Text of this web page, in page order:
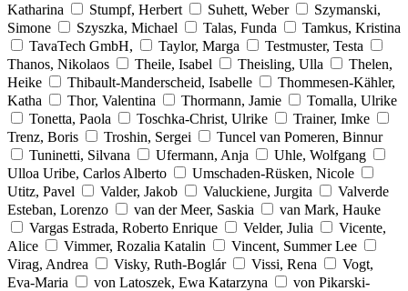
Katharina
Stumpf, Herbert Suhett, Weber
Szymanski,
Simone
Szyszka, Michael Talas, Funda
Tamkus, Kristina
TavaTech GmbH,
Taylor, Marga
Testmuster, Testa
Thanos, Nikolaos
Theile, Isabel Theisling, Ulla
Thelen,
Heike
Thibault-Manderscheid, Isabelle
Thommesen-Kähler,
Katha
Thor, Valentina Thormann, Jamie
Tomalla, Ulrike
Tonetta, Paola
Toschka-Christ, Ulrike
Trainer, Imke
Trenz, Boris
Troshin, Sergei
Tuncel van Pomeren, Binnur
Tuninetti, Silvana
Ufermann, Anja
Uhle, Wolfgang
Ulloa Uribe, Carlos Alberto
Umschaden-Rüsken, Nicole
Utitz, Pavel
Valder, Jakob Valuckiene, Jurgita
Valverde
Esteban, Lorenzo
van der Meer, Saskia
van Mark, Hauke
Vargas Estrada, Roberto Enrique
Velder, Julia
Vicente,
Alice
Vimmer, Rozalia Katalin
Vincent, Summer Lee
Virag, Andrea
Visky, Ruth-Boglár Vissi, Rena
Vogt,
Eva-Maria
von Latoszek, Ewa Katarzyna
von Pikarski-